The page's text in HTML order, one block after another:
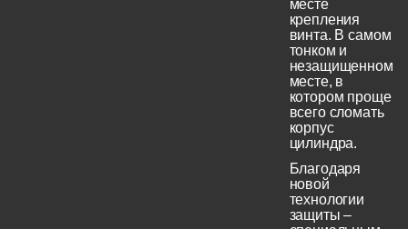
месте
крепления
винта. В самом
тонком и
незащищенном
месте, в
котором проще
всего сломать
корпус
цилиндра.
Благодаря
новой
технологии
защиты –